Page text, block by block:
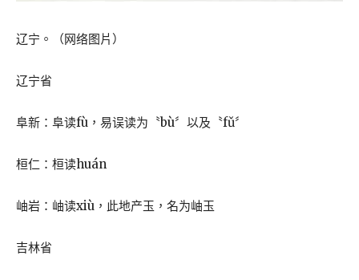
辽宁。（网络图片）
辽宁省
阜新：阜读fù，易误读为〝bù〞以及〝fǔ〞
桓仁：桓读huán
岫岩：岫读xiù，此地产玉，名为岫玉
吉林省